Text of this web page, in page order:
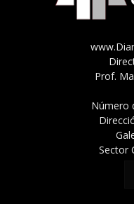
Prof.
Número
Sector